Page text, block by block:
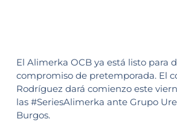
El Alimerka OCB ya está listo para
compromiso de pretemporada. El
Rodríguez dará comienzo este
las #SeriesAlimerka ante Grupo
Burgos.